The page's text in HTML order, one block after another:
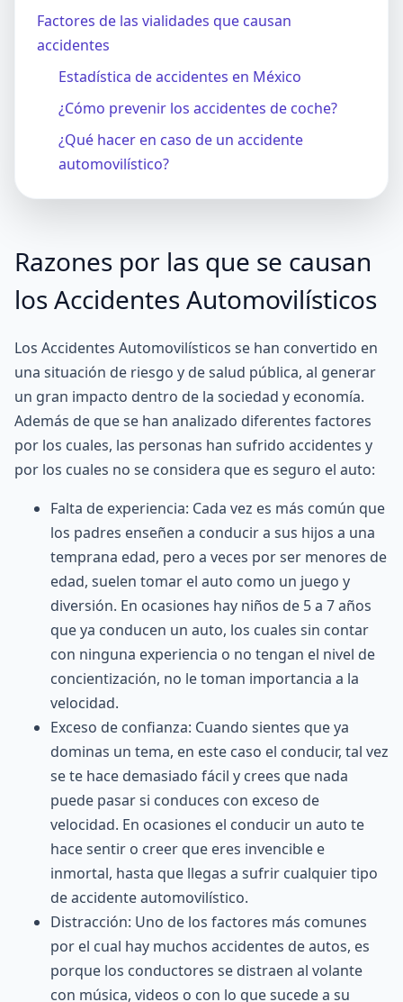
Factores de las vialidades que causan
accidentes
Estadística de accidentes en México
¿Cómo prevenir los accidentes de coche?
¿Qué hacer en caso de un accidente
automovilístico?
Razones por las que se causan
los Accidentes Automovilísticos
Los Accidentes Automovilísticos se han convertido en
una situación de riesgo y de salud pública, al generar
un gran impacto dentro de la sociedad y economía.
Además de que se han analizado diferentes factores
por los cuales, las personas han sufrido accidentes y
por los cuales no se considera que es seguro el auto:
Falta de experiencia: Cada vez es más común que
los padres enseñen a conducir a sus hijos a una
temprana edad, pero a veces por ser menores de
edad, suelen tomar el auto como un juego y
diversión. En ocasiones hay niños de 5 a 7 años
que ya conducen un auto, los cuales sin contar
con ninguna experiencia o no tengan el nivel de
concientización, no le toman importancia a la
velocidad.
Exceso de confianza: Cuando sientes que ya
dominas un tema, en este caso el conducir, tal vez
se te hace demasiado fácil y crees que nada
puede pasar si conduces con exceso de
velocidad. En ocasiones el conducir un auto te
hace sentir o creer que eres invencible e
inmortal, hasta que llegas a sufrir cualquier tipo
de accidente automovilístico.
Distracción: Uno de los factores más comunes
por el cual hay muchos accidentes de autos, es
porque los conductores se distraen al volante
con música, videos o con lo que sucede a su